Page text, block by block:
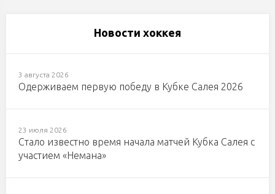
Новости хоккея
3 августа 2026
Одерживаем первую победу в Кубке Салея 2026
23 июля 2026
Стало известно время начала матчей Кубка Салея с
участием «Немана»